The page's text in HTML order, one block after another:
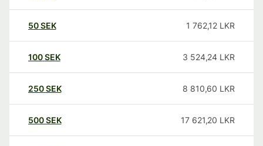
50SEK 1 762,12 LKR
100SEK 3 524,24 LKR
250SEK 8 810,60 LKR
500SEK 17 621,20 LKR